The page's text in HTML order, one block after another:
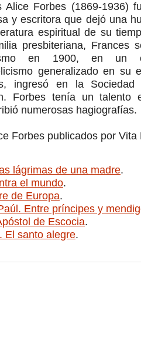
Alice Forbes (1869-1936)
y escritora que dejó una
espiritual de su
presbiteriana, Frances
en 1900, en un
generalizado en su
ingresó en la Sociedad
Forbes tenía un talento
numerosas hagiografías.
Forbes publicados por Vita
lágrimas de una madre.
el mundo.
de Europa.
Entre príncipes y
de Escocia.
El santo alegre.